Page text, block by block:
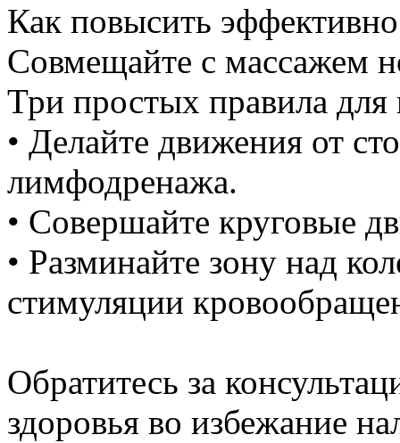
Как повысить
Совмещайте с массажем
Три простых правила для
• Делайте движения от
лимфодренажа.
• Совершайте круговые
• Разминайте зону над
стимуляции
Обратитесь за
здоровья во избежание